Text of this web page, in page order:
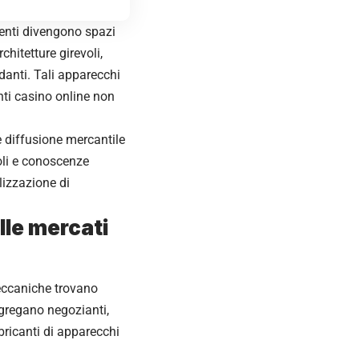
divengono spazi
girevoli,
Tali apparecchi
casino online non
diffusione mercantile
e conoscenze
di
mercati
trovano
negozianti,
di apparecchi